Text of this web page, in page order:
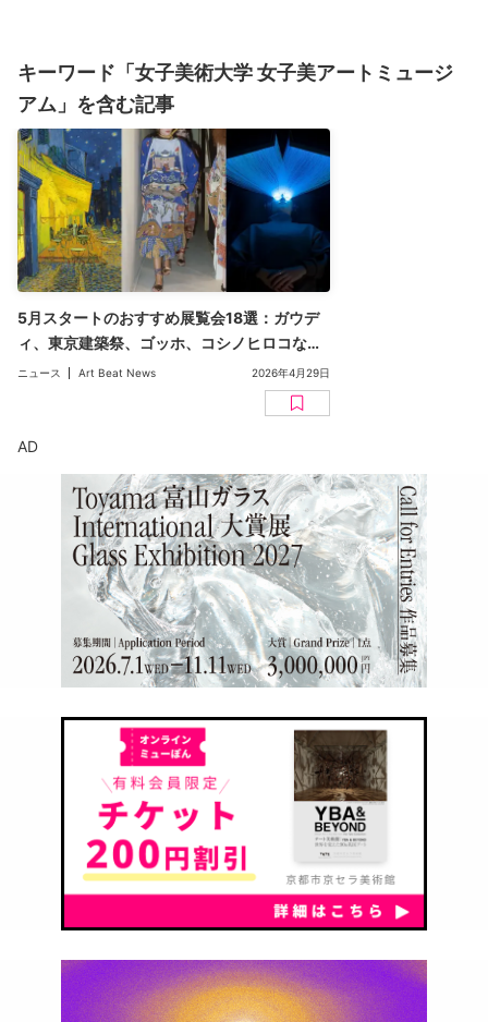
キーワード「女子美術大学 女子美アートミュージ
アム」を含む記事
5月スタートのおすすめ展覧会18選：ガウデ
ィ、東京建築祭、ゴッホ、コシノヒロコなど
【2026年版】
ニュース Art Beat News 2026年4月29日
AD